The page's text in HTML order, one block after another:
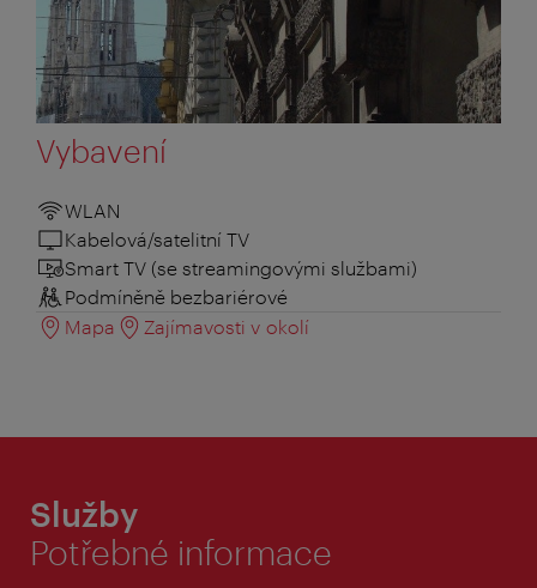
Vybavení
WLAN
Kabelová/satelitní TV
Smart TV (se streamingovými službami)
Podmíněně bezbariérové
Mapa
Zajímavosti v okolí
Služby
Potřebné informace